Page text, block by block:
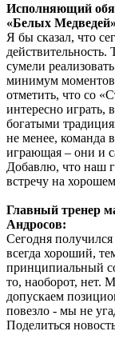
Исполняющий
«Белых
Я бы сказал, что
сумели
минимум
отметить, что со
интересно играть,
богатыми
не менее, команда
играющая – они и
Добавлю, что наш
встречу на
Главный тренер
Андросов:
Сегодня
всегда хороший,
принципиальный
то, наоборот, нет.
допускаем
повезло - мы не
Поделиться